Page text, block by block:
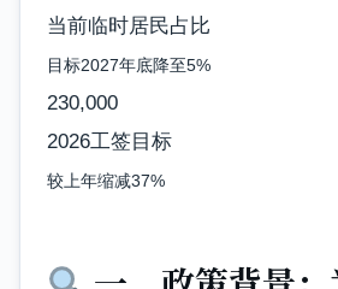
当前临时居民占比
目标2027年底降至5%
230,000
2026工签目标
较上年缩减37%